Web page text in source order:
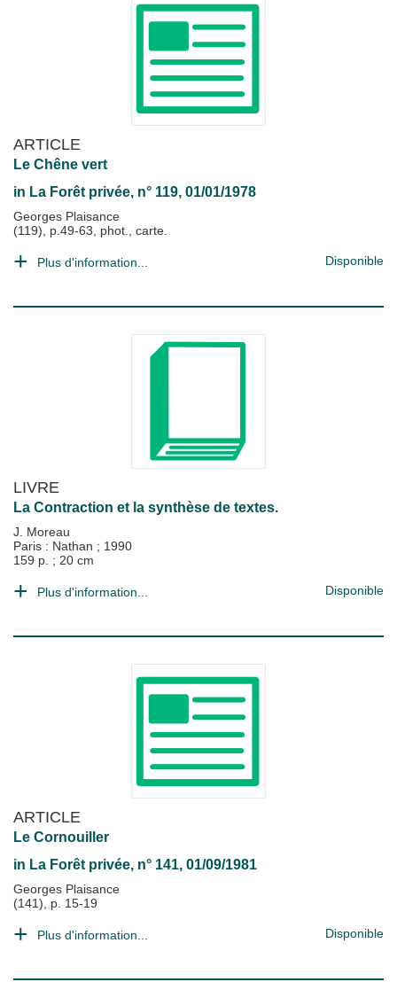
ARTICLE
Le Chêne vert
in La Forêt privée, n° 119, 01/01/1978
Georges Plaisance
(119), p.49-63, phot., carte.
Plus d'information... Disponible
LIVRE
La Contraction et la synthèse de textes.
J. Moreau
Paris : Nathan ; 1990
159 p. ; 20 cm
Plus d'information... Disponible
ARTICLE
Le Cornouiller
in La Forêt privée, n° 141, 01/09/1981
Georges Plaisance
(141), p. 15-19
Plus d'information... Disponible